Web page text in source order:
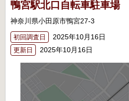
鴨宮駅北口自転車駐車場
神奈川県小田原市鴨宮27-3
初回調査日 2025年10月16日
更新日 2025年10月16日